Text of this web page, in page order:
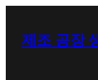
제조 공장